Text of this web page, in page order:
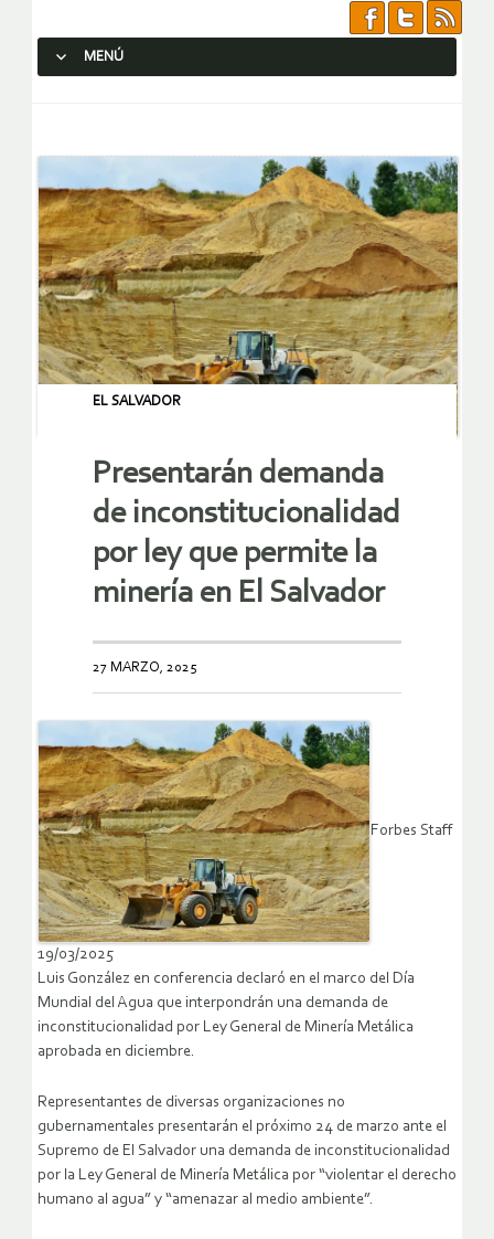
MENÚ
EL SALVADOR
Presentarán demanda
de inconstitucionalidad
por ley que permite la
minería en El Salvador
27 MARZO, 2025
Forbes Staff
19/03/2025
Luis González en conferencia declaró en el marco del Día
Mundial del Agua que interpondrán una demanda de
inconstitucionalidad por Ley General de Minería Metálica
aprobada en diciembre.
Representantes de diversas organizaciones no
gubernamentales presentarán el próximo 24 de marzo ante el
Supremo de El Salvador una demanda de inconstitucionalidad
por la Ley General de Minería Metálica por “violentar el derecho
humano al agua” y “amenazar al medio ambiente”.